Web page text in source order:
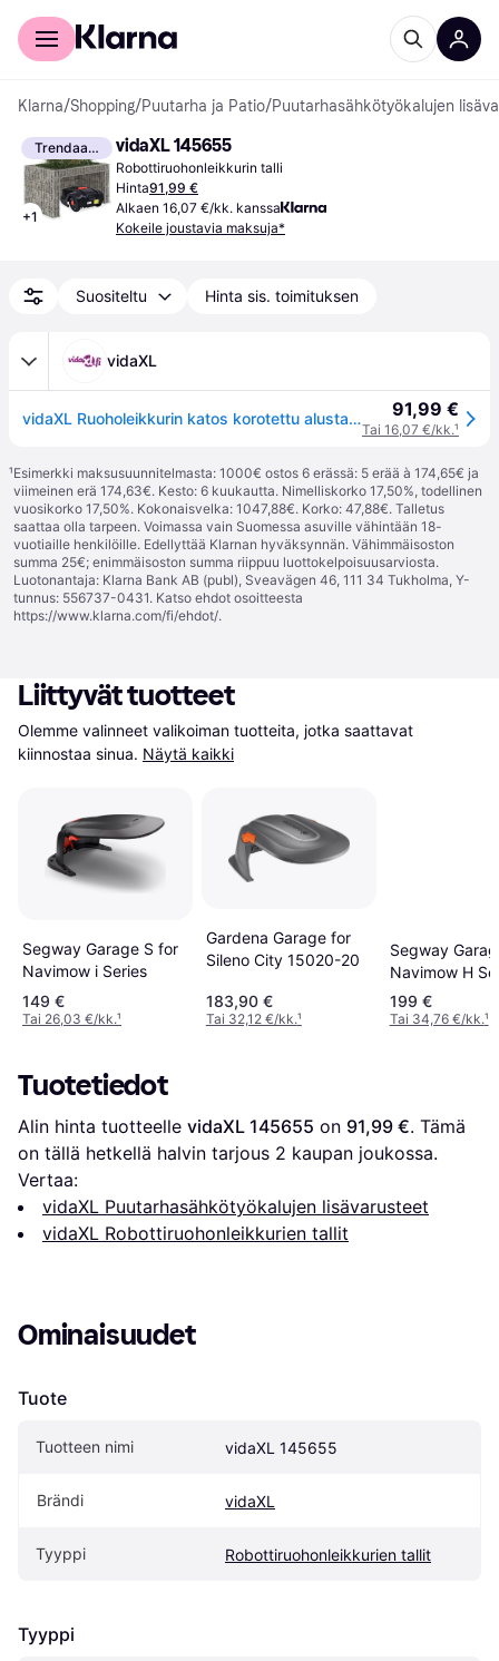
Kuluttajille
Klarna/Shopping/Puutarha ja Patio/Puutarhasähkötyökalujen
Trendaava
+1
vidaXL 145655
Robottiruohonleikkurin talli
Hinta91,99 €
Alkaen 16,07 €/kk. kanssa
Kokeile joustavia maksuja*
Suositeltu Hinta sis. toimituksen
vidaXL
vidaXL Ruoholeikkurin katos korotettu alusta 110x80x60 cm teräslanka 91,99 €
Tai 16,07 €/kk.¹
¹Esimerkki maksusuunnitelmasta: 1000€ ostos 6 erässä: 5 erää à 174,65€ ja
viimeinen erä 174,63€. Kesto: 6 kuukautta. Nimelliskorko 17,50%, todellinen
vuosikorko 17,50%. Kokonaisvelka: 1047,88€. Korko: 47,88€. Talletus
saattaa olla tarpeen. Voimassa vain Suomessa asuville vähintään 18-
vuotiaille henkilöille. Edellyttää Klarnan hyväksynnän. Vähimmäisoston
summa 25€; enimmäisoston summa riippuu luottokelpoisuusarviosta.
Luotonantaja: Klarna Bank AB (publ), Sveavägen 46, 111 34 Tukholma, Y-
tunnus: 556737-0431. Katso ehdot osoitteesta
https://www.klarna.com/fi/ehdot/.
Liittyvät tuotteet
Olemme valinneet valikoiman tuotteita, jotka saattavat
kiinnostaa sinua. Näytä kaikki
Segway Garage S for
Navimow i Series
149 €
Tai 26,03 €/kk.¹
Gardena Garage for
Sileno City 15020-20
183,90 €
Tai 32,12 €/kk.¹
Segway
Navimow H
199 €
Tai 34,76 €/kk.¹
Tuotetiedot
Alin hinta tuotteelle vidaXL 145655 on 91,99 €. Tämä
on tällä hetkellä halvin tarjous 2 kaupan joukossa.
Vertaa:
vidaXL Puutarhasähkötyökalujen lisävarusteet
vidaXL Robottiruohonleikkurien tallit
Ominaisuudet
Tuote
Tuotteen nimi vidaXL 145655
Brändi vidaXL
Tyyppi Robottiruohonleikkurien tallit
Tyyppi